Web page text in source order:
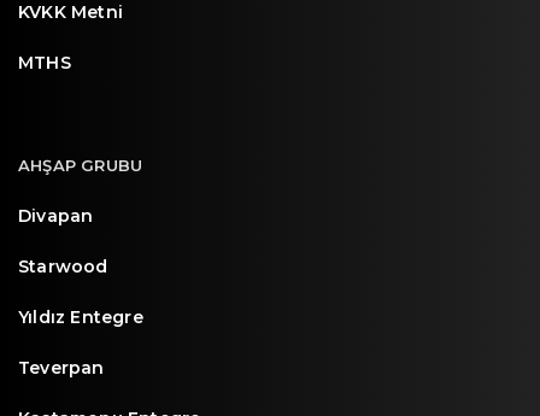
KVKK Metni
MTHS
AHŞAP GRUBU
Divapan
Starwood
Yıldız Entegre
Teverpan